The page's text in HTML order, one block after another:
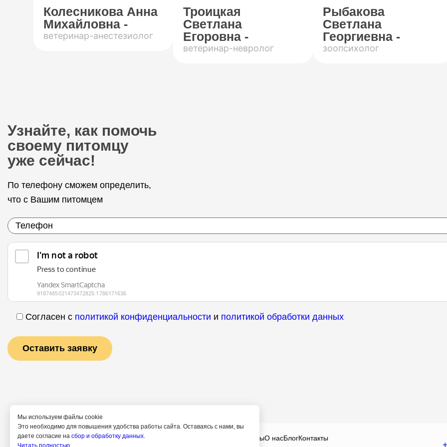
Колесникова Анна
Михайловна -
ветеринар-анестезиолог
Троицкая
Светлана
Егоровна -
ветеринар-невролог
Рыбакова
Светлана
Георгиевна -
зоопсихолог
Узнайте, как помочь
своему питомцу
уже сейчас!
По телефону сможем определить,
что с Вашим питомцем
Согласен с политикой конфиденциальности и политикой обработки данных
Мы используем файлы cookie
Это необходимо для повышения удобства работы сайта. Оставаясь с нами, вы
даете согласие на сбор и обработку данных.
Читать полностью
ОтзывыО насБлогКонтакты